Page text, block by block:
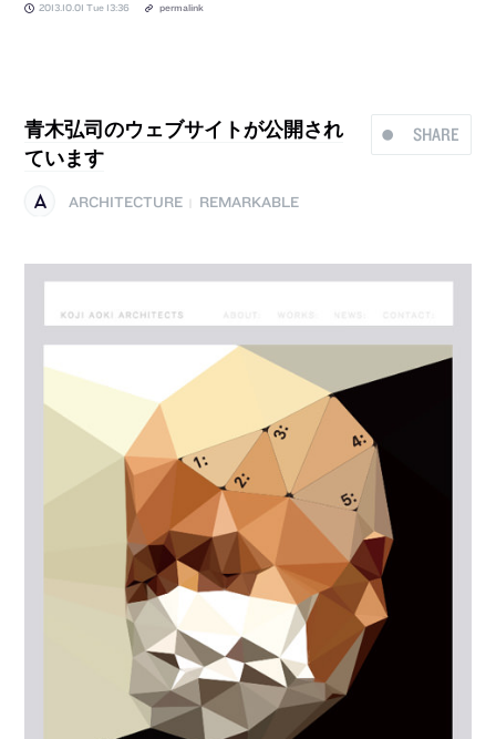
2013.10.01 Tue 13:36 permalink
SHARE
青木弘司のウェブサイトが公開され
ています
ARCHITECTURE REMARKABLE